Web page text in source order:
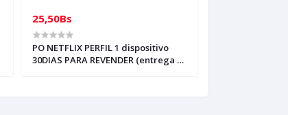
25,50Bs
PO NETFLIX PERFIL 1 dispositivo
30DIAS PARA REVENDER (entrega al